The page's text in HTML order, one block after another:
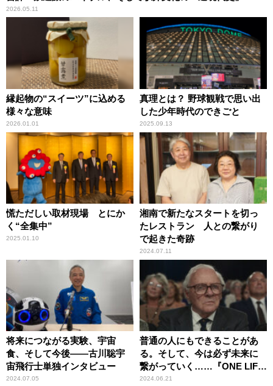
2026.05.11
縁起物の“スイーツ”に込める
様々な意味
2026.01.01
真理とは？ 野球観戦で思い出
した少年時代のできごと
2025.09.13
慌ただしい取材現場 とにか
く“全集中”
2025.01.10
湘南で新たなスタートを切っ
たレストラン 人との繋がり
で起きた奇跡
2024.07.11
将来につながる実験、宇宙
食、そして今後――古川聡宇
宙飛行士単独インタビュー
2024.07.05
普通の人にもできることがあ
る。そして、今は必ず未来に
繋がっていく……『ONE LIFE
奇跡が繋いだ6000の命』
2024.06.21